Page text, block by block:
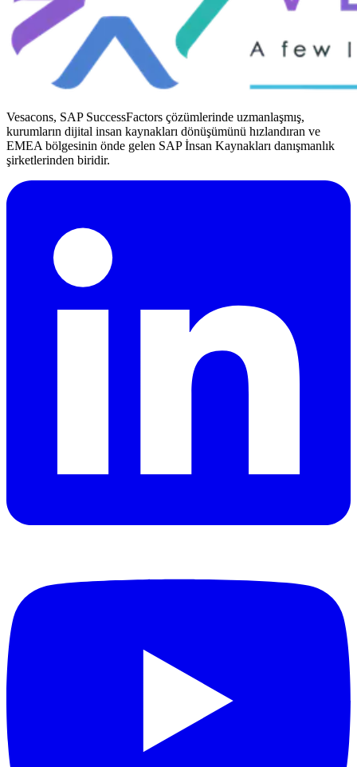
Vesacons, SAP SuccessFactors çözümlerinde uzmanlaşmış,
kurumların dijital insan kaynakları dönüşümünü hızlandıran ve
EMEA bölgesinin önde gelen SAP İnsan Kaynakları danışmanlık
şirketlerinden biridir.